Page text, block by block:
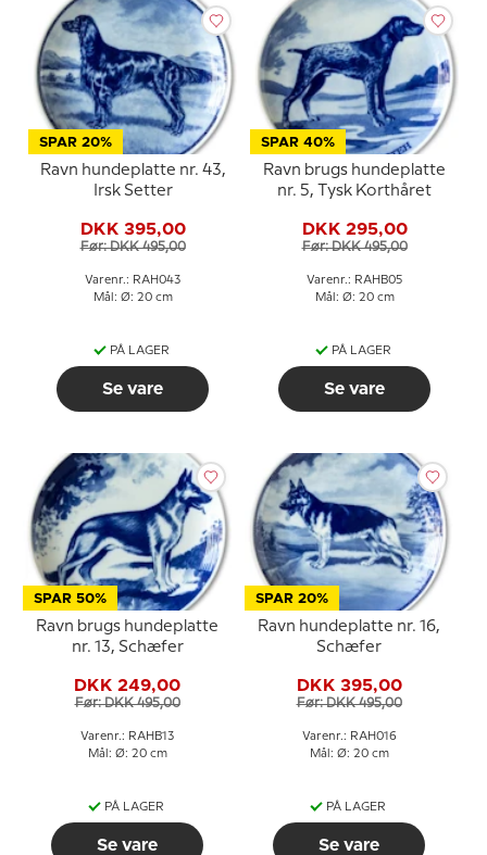
SPAR 20%
Ravn hundeplatte nr. 43,
Irsk Setter
DKK 395,00
Før: DKK 495,00
Varenr.: RAH043
Mål: Ø: 20 cm
PÅ LAGER
Se vare
SPAR 40%
Ravn brugs hundeplatte
nr. 5, Tysk Korthåret
DKK 295,00
Før: DKK 495,00
Varenr.: RAHB05
Mål: Ø: 20 cm
PÅ LAGER
Se vare
SPAR 50%
Ravn brugs hundeplatte
nr. 13, Schæfer
DKK 249,00
Før: DKK 495,00
Varenr.: RAHB13
Mål: Ø: 20 cm
PÅ LAGER
Se vare
SPAR 20%
Ravn hundeplatte nr. 16,
Schæfer
DKK 395,00
Før: DKK 495,00
Varenr.: RAH016
Mål: Ø: 20 cm
PÅ LAGER
Se vare